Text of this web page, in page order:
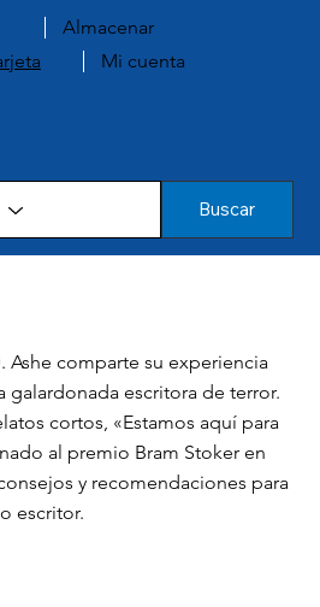
Almacenar
Mi cuenta
Buscar
Ashe comparte su experiencia
galardonada escritora de terror.
cortos, «Estamos aquí para
al premio Bram Stoker en
y recomendaciones para
escritor.